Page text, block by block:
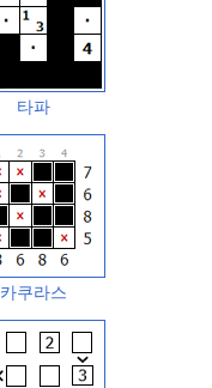
타파
카쿠라스